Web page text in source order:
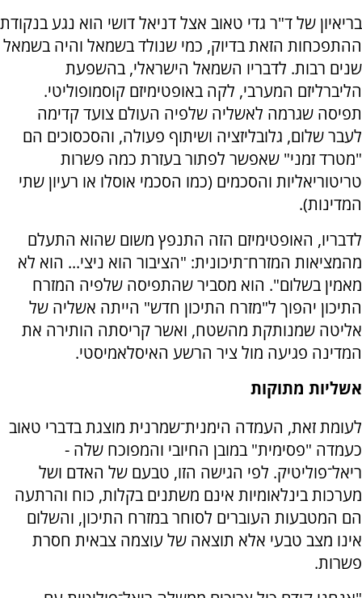
בריאיון של ד"ר גדי טאוב אצל דניאל דושי הוא נגע בנקודת
ההתפכחות הזאת בדיוק, כמי שנולד בשמאל והיה בשמאל
שנים רבות. לדבריו השמאל הישראלי, בהשפעת
הליברליזם המערבי, לקה באופטימיזם קוסמופוליטי.
תפיסה שגרמה לאשליה שלפיה העולם צועד קדימה
לעבר שלום, גלובליזציה ושיתוף פעולה, והסכסוכים הם
"מטרד זמני" שאפשר לפתור בעזרת כמה פשרות
טריטוריאליות והסכמים (כמו הסכמי אוסלו או רעיון שתי
המדינות).
לדבריו, האופטימיזם הזה התנפץ משום שהוא התעלם
מהמציאות המזרח־תיכונית: "הציבור הוא ניצי... הוא לא
מאמין בשלום". הוא מסביר שהתפיסה שלפיה המזרח
התיכון יהפוך ל"מזרח התיכון חדש" הייתה אשליה של
אליטה שמנותקת מהשטח, ואשר קריסתה הותירה את
המדינה פגיעה מול ציר הרשע האיסלאמיסטי.
אשליות מתוקות
לעומת זאת, העמדה הימנית־שמרנית מוצגת בדברי טאוב
כעמדה "פסימית" במובן החיובי והמפוכח שלה -
ריאל־פוליטיק. לפי הגישה הזו, טבעם של האדם ושל
מערכות בינלאומיות אינם משתנים בקלות, כוח והרתעה
הם המטבעות העוברים לסוחר במזרח התיכון, והשלום
אינו מצב טבעי אלא תוצאה של עוצמה צבאית חסרת
פשרות.